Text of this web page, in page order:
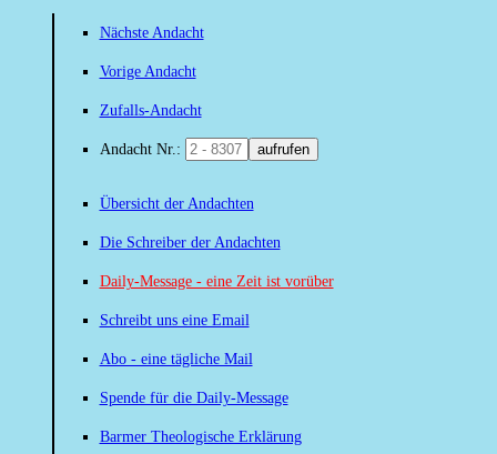
Nächste Andacht
Vorige Andacht
Zufalls-Andacht
Andacht Nr.: aufrufen
Übersicht der Andachten
Die Schreiber der Andachten
Daily-Message - eine Zeit ist vorüber
Schreibt uns eine Email
Abo - eine tägliche Mail
Spende für die Daily-Message
Barmer Theologische Erklärung